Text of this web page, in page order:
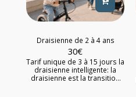
Draisienne de 2 à 4 ans
30€
Tarif unique de 3 à 15 jours la
draisienne intelligente: la
draisienne est la transition